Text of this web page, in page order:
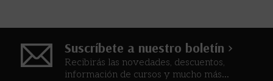
Suscríbete a nuestro boletín >
Recibirás las novedades, descuentos,
información de cursos y mucho más...